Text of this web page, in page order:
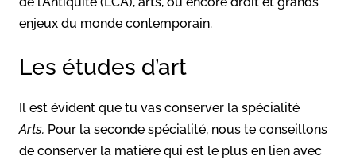
enjeux du monde contemporain.
Les études d’art
Il est évident que tu vas conserver la spécialité
Arts. Pour la seconde spécialité, nous te conseillons
de conserver la matière qui est le plus en lien avec